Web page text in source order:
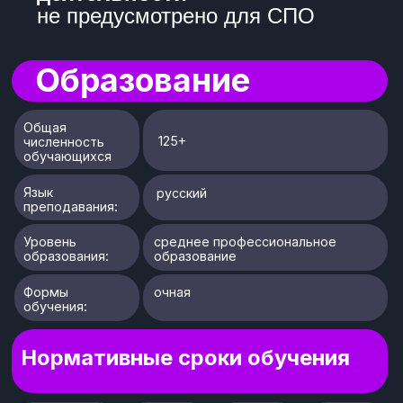
Учебные планы:
Учебный план
09.02.07
Информационные
системы и
программирование
Учебный план
54.02.01 Дизайн (по
отраслям)
3 года 10
квалификация -
разработчик веб
и мультимедийных
приложений
квалификация -
дизайнер
системам
образование